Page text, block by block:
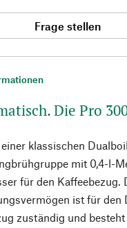
Die Pro
klassischen
mit 0,4-l-
für den Kaffeebezug.
ist für den
zuständig und
Frage stellen